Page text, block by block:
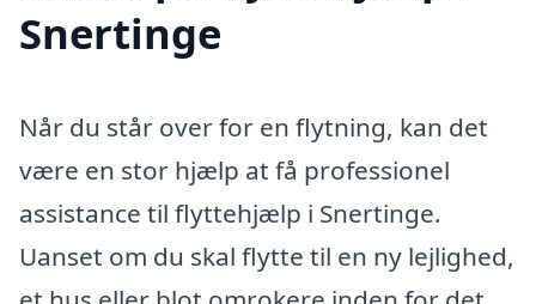
Snertinge
Når du står over for en flytning, kan det
være en stor hjælp at få professionel
assistance til flyttehjælp i Snertinge.
Uanset om du skal flytte til en ny lejlighed,